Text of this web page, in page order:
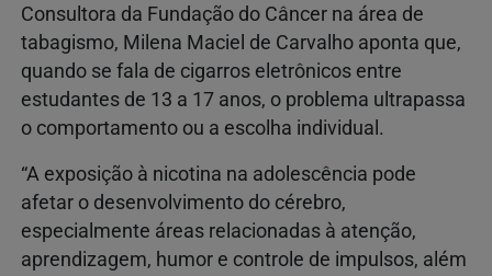
Consultora da Fundação do Câncer na área de
tabagismo, Milena Maciel de Carvalho aponta que,
quando se fala de cigarros eletrônicos entre
estudantes de 13 a 17 anos, o problema ultrapassa
o comportamento ou a escolha individual.
“A exposição à nicotina na adolescência pode
afetar o desenvolvimento do cérebro,
especialmente áreas relacionadas à atenção,
aprendizagem, humor e controle de impulsos, além